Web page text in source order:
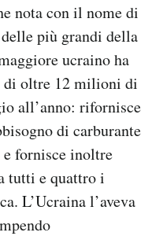
nota con il nome di
più grandi della
ucraino ha
di oltre 12 milioni di
all’anno: rifornisce
di carburante
fornisce inoltre
tutti e quattro i
L’Ucraina l’aveva